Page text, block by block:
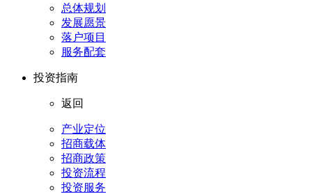
总体规划
发展愿景
落户项目
服务配套
投资指南
返回
产业定位
招商载体
招商政策
投资流程
投资服务